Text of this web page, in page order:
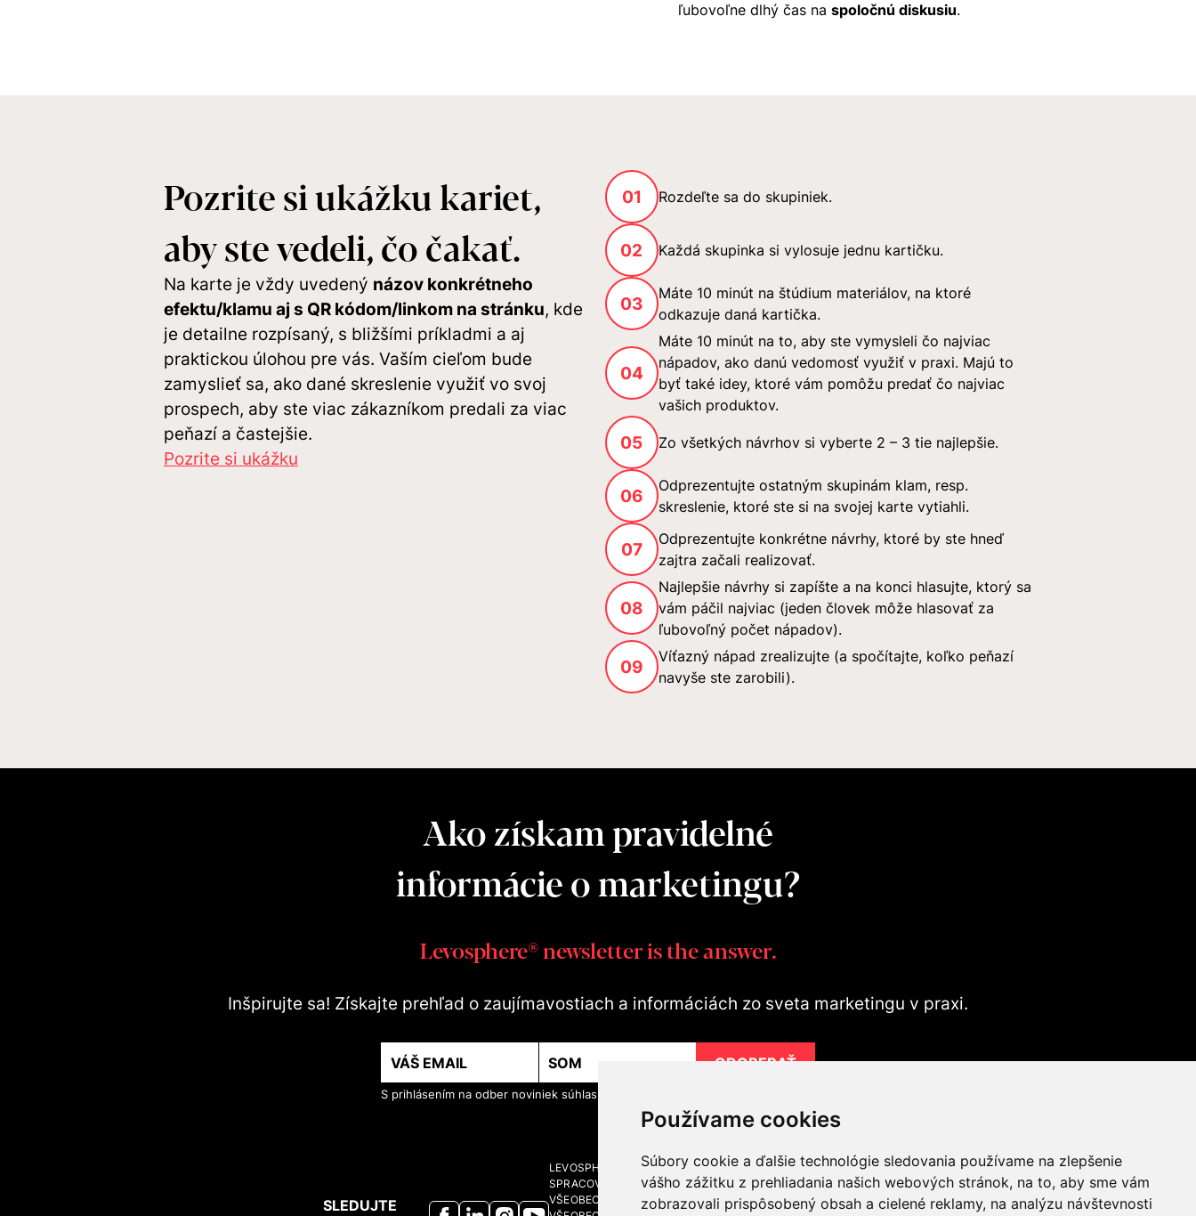
Používame cookies
Súbory cookie a ďalšie technológie sledovania používame na zlepšenie
vášho zážitku z prehliadania našich webových stránok, na to, aby sme vám
zobrazovali prispôsobený obsah a cielené reklamy, na analýzu návštevnosti
ľubovoľne dlhý čas na spoločnú diskusiu.
Pozrite si ukážku kariet,
aby ste vedeli, čo čakať.
Na karte je vždy uvedený názov konkrétneho
efektu/klamu aj s QR kódom/linkom na stránku, kde
je detailne rozpísaný, s bližšími príkladmi a aj
praktickou úlohou pre vás. Vaším cieľom bude
zamyslieť sa, ako dané skreslenie využiť vo svoj
prospech, aby ste viac zákazníkom predali za viac
peňazí a častejšie.
Pozrite si ukážku
01 Rozdeľte sa do skupiniek.
02 Každá skupinka si vylosuje jednu kartičku.
03
Máte 10 minút na štúdium materiálov, na ktoré
odkazuje daná kartička.
04
Máte 10 minút na to, aby ste vymysleli čo najviac
nápadov, ako danú vedomosť využiť v praxi. Majú to
byť také idey, ktoré vám pomôžu predať čo najviac
vašich produktov.
05 Zo všetkých návrhov si vyberte 2 – 3 tie najlepšie.
06
Odprezentujte ostatným skupinám klam, resp.
skreslenie, ktoré ste si na svojej karte vytiahli.
07
Odprezentujte konkrétne návrhy, ktoré by ste hneď
zajtra začali realizovať.
08
Najlepšie návrhy si zapíšte a na konci hlasujte, ktorý sa
vám páčil najviac (jeden človek môže hlasovať za
ľubovoľný počet nápadov).
09
Víťazný nápad zrealizujte (a spočítajte, koľko peňazí
navyše ste zarobili).
Ako získam pravidelné
informácie o marketingu?
Levosphere® newsletter is the answer.
Inšpirujte sa! Získajte prehľad o zaujímavostiach a informáciách zo sveta marketingu v praxi.
ODOBERAŤ
S prihlásením na odber noviniek súhlasíte so
SLEDUJTE
LEVOSPHERE A MÉDIÁ
SPRACOVANIE OSOBNÝCH ÚDAJOV
VŠEOBECNÉ OBCHODNÉ PODMIENKY